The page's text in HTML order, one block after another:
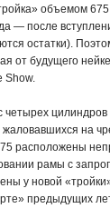
объемом
— после
остатки).
от будущего
Show.
четырех
жаловавшихся на
расположены
рамы с
у новой
предыдущих